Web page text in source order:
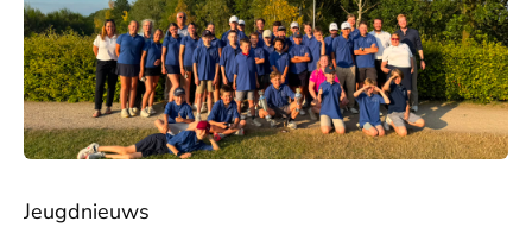
Jeugdnieuws